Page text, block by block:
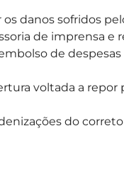
danos sofridos
de imprensa e
de
voltada a repor
do